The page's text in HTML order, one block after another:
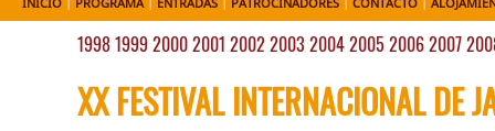
1998199920002001 2002 2003 20042005 20062007
XX FESTIVAL INTERNACIONAL DE